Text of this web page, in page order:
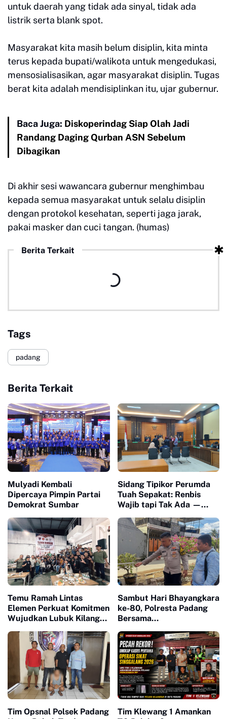
untuk daerah yang tidak ada sinyal, tidak ada
listrik serta blank spot.
Masyarakat kita masih belum disiplin, kita minta
terus kepada bupati/walikota untuk mengedukasi,
mensosialisasikan, agar masyarakat disiplin. Tugas
berat kita adalah mendisiplinkan itu, ujar gubernur.
Baca Juga: Diskoperindag Siap Olah Jadi
Randang Daging Qurban ASN Sebelum
Dibagikan
Di akhir sesi wawancara gubernur menghimbau
kepada semua masyarakat untuk selalu disiplin
dengan protokol kesehatan, seperti jaga jarak,
pakai masker dan cuci tangan. (humas)
Berita Terkait
Tags
padang
Berita Terkait
Mulyadi Kembali
Dipercaya Pimpin Partai
Demokrat Sumbar
Sidang Tipikor Perumda
Tuah Sepakat: Renbis
Wajib tapi Tak Ada —
Dipertanyakan, Saksi
Mangkir karena 'Biaya
Transport'"
Temu Ramah Lintas
Elemen Perkuat Komitmen
Wujudkan Lubuk Kilangan
Sambut Hari Bhayangkara
ke-80, Polresta Padang
Bersama
Gadang Bangun Sumur
Bor untuk Warga
Terdampak Bencana
Tim Opsnal Polsek Padang
Tim Klewang 1 Amankan